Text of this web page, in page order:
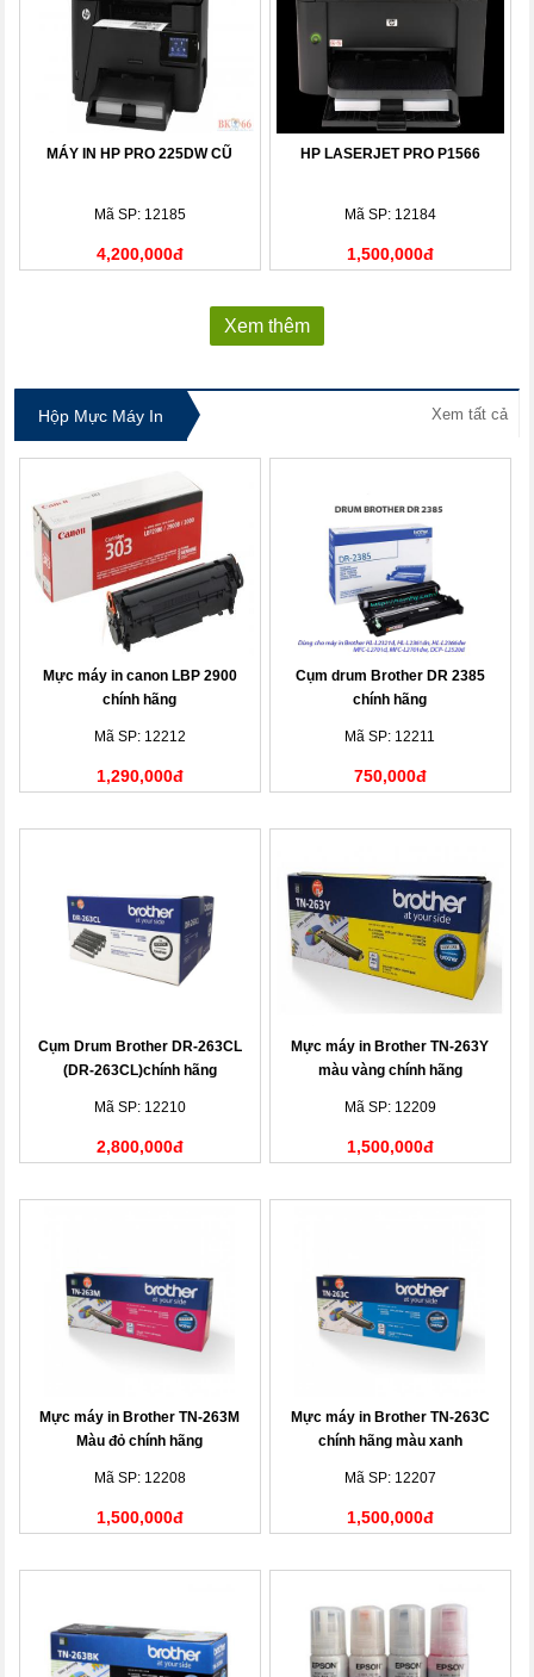
MÁY IN HP PRO 225DW CŨ
Mã SP: 12185
4,200,000đ
HP LASERJET PRO P1566
Mã SP: 12184
1,500,000đ
Xem thêm
Hộp Mực Máy In Xem tất cả
Mực máy in canon LBP 2900
chính hãng
Mã SP: 12212
1,290,000đ
Cụm drum Brother DR 2385
chính hãng
Mã SP: 12211
750,000đ
Cụm Drum Brother DR-263CL
(DR-263CL)chính hãng
Mã SP: 12210
2,800,000đ
Mực máy in Brother TN-263Y
màu vàng chính hãng
Mã SP: 12209
1,500,000đ
Mực máy in Brother TN-263M
Màu đỏ chính hãng
Mã SP: 12208
1,500,000đ
Mực máy in Brother TN-263C
chính hãng màu xanh
Mã SP: 12207
1,500,000đ